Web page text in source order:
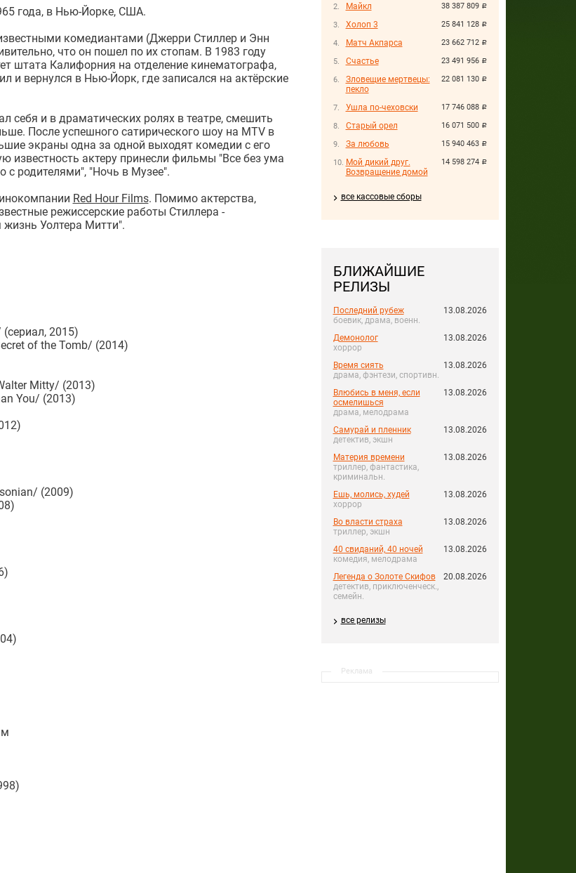
38 387 809 руб.
Майкл
25 841 128 руб.
Холоп 3
23 662 712 руб.
Матч Акпарса
23 491 956 руб.
Счастье
22 081 130 руб.
Зловещие мертвецы:
пекло
17 746 088 руб.
Ушла по-чеховски
16 071 500 руб.
Старый орел
15 940 463 руб.
За любовь
14 598 274 руб.
Мой дикий друг.
Возвращение домой
все кассовые сборы
БЛИЖАЙШИЕ
РЕЛИЗЫ
Последний рубеж
боевик, драма, военн.
13.08.2026
Демонолог
хоррор
13.08.2026
Время сиять
драма, фэнтези, спортивн.
13.08.2026
Влюбись в меня, если
осмелишься
драма, мелодрама
13.08.2026
Самурай и пленник
детектив, экшн
13.08.2026
Материя времени
триллер, фантастика,
криминальн.
13.08.2026
Ешь, молись, худей
хоррор
13.08.2026
Во власти страха
триллер, экшн
13.08.2026
40 свиданий, 40 ночей
комедия, мелодрама
13.08.2026
Легенда о Золоте Скифов
детектив, приключенческ.,
семейн.
20.08.2026
все релизы
Реклама
года, в Нью-Йорке, США.
комедиантами (Джерри Стиллер и Энн
что он пошел по их стопам. В 1983 году
штата Калифорния на отделение кинематографа,
и вернулся в Нью-Йорк, где записался на актёрские
себя и в драматических ролях в театре, смешить
После успешного сатирического шоу на MTV в
экраны одна за одной выходят комедии с его
известность актеру принесли фильмы "Все без ума
с родителями", "Ночь в Музее".
Red Hour Films. Помимо актерства,
режиссерские работы Стиллера -
Уолтера Митти".
2015)
of the Tomb/ (2014)
Mitty/ (2013)
You/ (2013)
(2009)